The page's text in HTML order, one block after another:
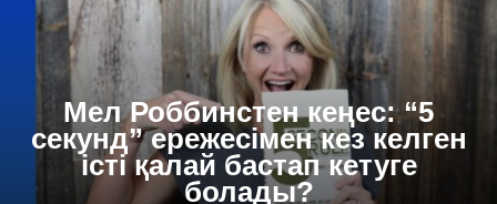
Мел Роббинстен кеңес: “5
секунд” ережесімен кез келген
істі қалай бастап кетуге
болады?